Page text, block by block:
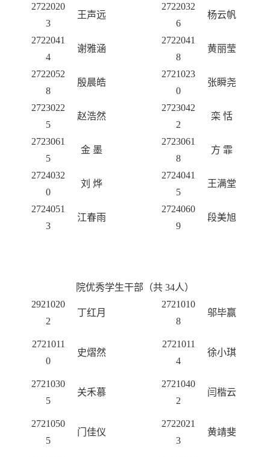
2722020
3
王声远
2722032
6
杨云帆
2722041
4
谢雅涵
2722041
8
黄丽莹
2722052
8
殷晨皓
2721023
0
张瞬尧
2723022
5
赵浩然
2723042
2
栾 恬
2723061
5
金 墨
2723061
8
方 霏
2724032
0
刘 烨
2724041
5
王满堂
2724051
3
江春雨
2724060
9
段美旭
院优秀学生干部 （共 34人）
2921020
2
丁红月
2721010
8
邬毕赢
2721011
0
史熠然
2721011
4
徐小琪
2721030
5
关禾慕
2721040
2
闫楷云
2721050
5
门佳仪
2722021
3
黄靖斐